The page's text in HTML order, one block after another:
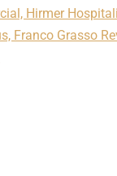
Hirmer
Franco Grasso